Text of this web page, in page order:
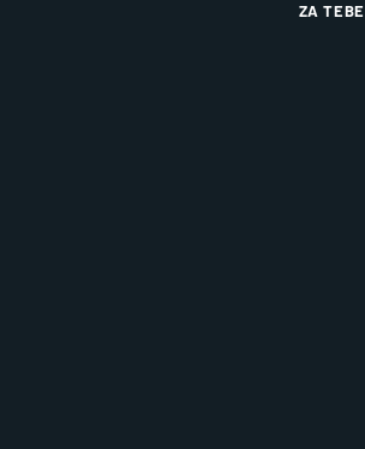
ZA TEBE